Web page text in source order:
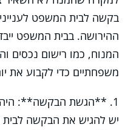
בקשה לבית המשפט
ההירושה. בבית המשפט
המנוח, כמו רישום נכסים
משפחתיים כדי לקבוע את
1. **הגשת הבקשה**: היה
יש להגיש את הבקשה